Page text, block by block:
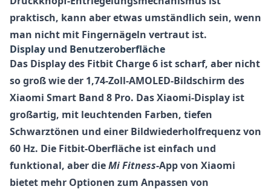
praktisch, kann aber etwas umständlich sein, wenn
man nicht mit Fingernägeln vertraut ist.
Display und Benutzeroberfläche
Das Display des Fitbit Charge 6 ist scharf, aber nicht
so groß wie der 1,74-Zoll-AMOLED-Bildschirm des
Xiaomi Smart Band 8 Pro. Das Xiaomi-Display ist
großartig, mit leuchtenden Farben, tiefen
Schwarztönen und einer Bildwiederholfrequenz von
60 Hz. Die Fitbit-Oberfläche ist einfach und
funktional, aber dieMi Fitness-App von Xiaomi
bietet mehr Optionen zum Anpassen von